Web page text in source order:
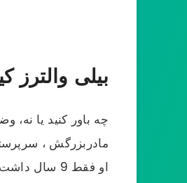
بیلی والترز
مادربزرگش ،
او فقط 9 سال داشت که برای اولین بار در زندگی خود شرط بندی کرد و نبوغ خود را در شرط بندی بروز داد.